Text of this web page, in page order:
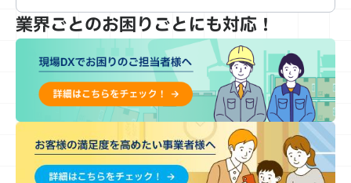
業界ごとのお困りごとにも対応！